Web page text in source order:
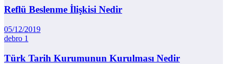
Reflü Beslenme İlişkisi Nedir
05/12/2019
debro 1
Türk Tarih Kurumunun Kurulması Nedir